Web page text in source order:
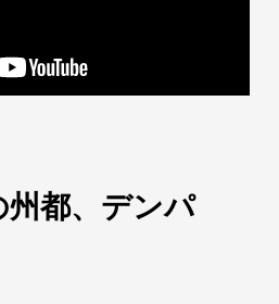
都、デンパ